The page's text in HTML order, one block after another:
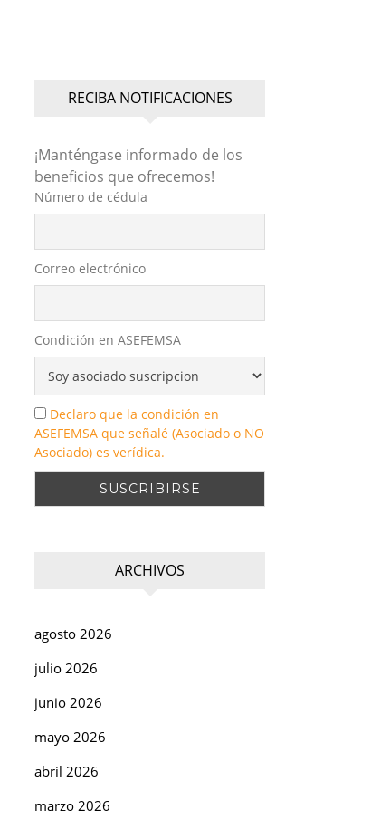
RECIBA NOTIFICACIONES
¡Manténgase informado de los
beneficios que ofrecemos!
Número de cédula
Correo electrónico
Condición en ASEFEMSA
Declaro que la condición en
ASEFEMSA que señalé (Asociado o NO
Asociado) es verídica.
ARCHIVOS
agosto 2026
julio 2026
junio 2026
mayo 2026
abril 2026
marzo 2026